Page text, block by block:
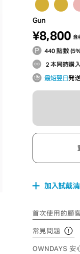
Gun
¥8,800 含
440 點數
２本同時購
最短翌日発
加入試戴
首次使用的顧
常見問題
OWNDAYS 安